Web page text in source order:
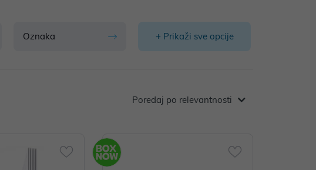
Oznaka + Prikaži sve opcije
Poredaj po relevantnosti